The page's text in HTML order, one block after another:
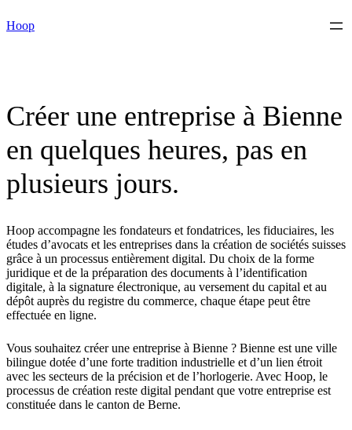
to
Hoop
Créer une entreprise à Bienne
en quelques heures, pas en
plusieurs jours.
Hoop accompagne les fondateurs et fondatrices, les fiduciaires, les
études d’avocats et les entreprises dans la création de sociétés suisses
grâce à un processus entièrement digital. Du choix de la forme
juridique et de la préparation des documents à l’identification
digitale, à la signature électronique, au versement du capital et au
dépôt auprès du registre du commerce, chaque étape peut être
effectuée en ligne.
Vous souhaitez créer une entreprise à Bienne ? Bienne est une ville
bilingue dotée d’une forte tradition industrielle et d’un lien étroit
avec les secteurs de la précision et de l’horlogerie. Avec Hoop, le
processus de création reste digital pendant que votre entreprise est
constituée dans le canton de Berne.